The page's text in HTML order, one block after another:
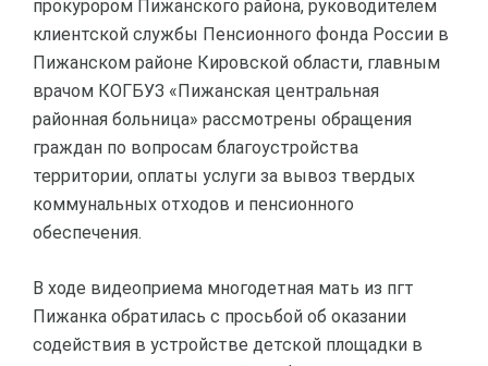
прокурором Пижанского района, руководителем
клиентской службы Пенсионного фонда России в
Пижанском районе Кировской области, главным
врачом КОГБУЗ «Пижанская центральная
районная больница» рассмотрены обращения
граждан по вопросам благоустройства
территории, оплаты услуги за вывоз твердых
коммунальных отходов и пенсионного
обеспечения.
В ходе видеоприема многодетная мать из пгт
Пижанка обратилась с просьбой об оказании
содействия в устройстве детской площадки в